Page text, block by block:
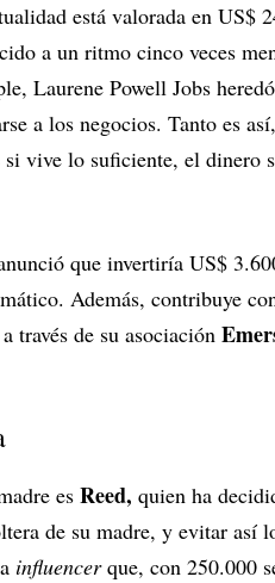
está valorada en US$
a un ritmo cinco veces
Laurene Powell Jobs
a los negocios. Tanto es
vive lo suficiente, el dinero
que invertiría US$
Además, contribuye
través de su asociación
es Reed, quien ha
de su madre, y evitar así
influencerque, con 250.000